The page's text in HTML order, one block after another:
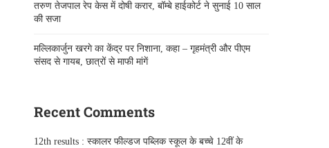
तरुण तेजपाल रेप केस में दोषी करार, बॉम्बे हाईकोर्ट ने सुनाई 10 साल
की सजा
मल्लिकार्जुन खरगे का केंद्र पर निशाना, कहा – गृहमंत्री और पीएम
संसद से गायब, छात्रों से माफी मांगें
Recent Comments
12th results : स्कालर फील्डज पब्लिक स्कूल के बच्चे 12वीं के